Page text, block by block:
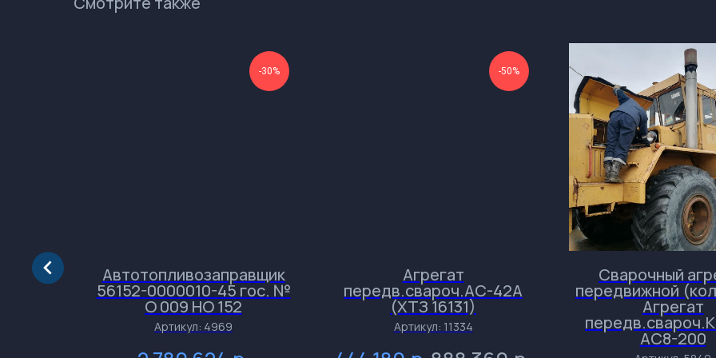
-30%
Автотопливозаправщик
56152-0000010-45 гос. №
О 009 НО 152
Артикул: 4969
-50%
Агрегат
передв.свароч.АС-42А
(ХТЗ 16131)
Артикул: 11334
Сварочный
передвижной
Агрегат
АС8-200